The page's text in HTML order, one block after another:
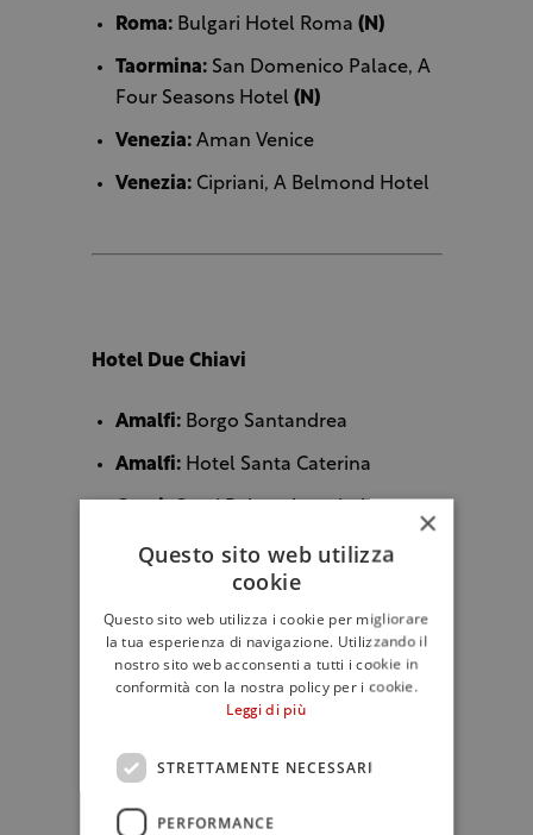
Roma:Bulgari Hotel Roma (N)
Taormina:San Domenico Palace, A
Four Seasons Hotel (N)
Venezia:Aman Venice
Venezia:Cipriani, A Belmond Hotel
Hotel Due Chiavi
Amalfi:Borgo Santandrea
Amalfi:Hotel Santa Caterina
Castelnuovo Berardenga:Hotel
Borgo San Felice
Castiglioncello del Trinoro:
Monteverdi Tuscany (N)
Cogne:Bellevue Hotel & Spa
Auberge Resorts Collection(N)
Firenze:Palazzo Portinari Salviati
×
Questo sito web utilizza
cookie
Questo sito web utilizza i cookie per migliorare
la tua esperienza di navigazione. Utilizzando il
nostro sito web acconsenti a tutti i cookie in
conformità con la nostra policy per i cookie.
Leggi di più
STRETTAMENTE NECESSARI
PERFORMANCE